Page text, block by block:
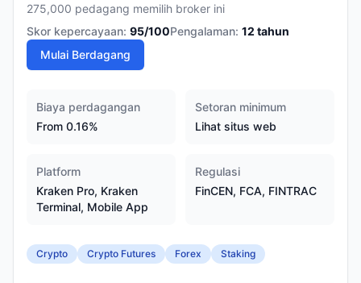
275,000 pedagang memilih broker ini
Skor kepercayaan: 95/100Pengalaman: 12 tahun
Mulai Berdagang
Biaya perdagangan
From 0.16%
Setoran minimum
Lihat situs web
Platform
Kraken Pro, Kraken
Terminal, Mobile App
Regulasi
FinCEN, FCA, FINTRAC
Crypto Crypto Futures Forex Staking